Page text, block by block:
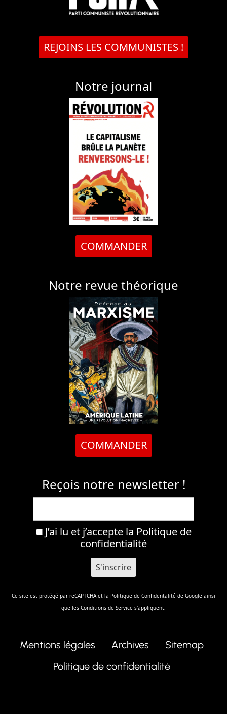
REJOINS LES COMMUNISTES !
Notre journal
COMMANDER
Notre revue théorique
COMMANDER
Reçois notre newsletter !
J’ai lu et j’accepte la Politique de
confidentialité
Ce site est protégé par reCAPTCHA et la Politique de Confidentalité de Google ainsi
que les Conditions de Service s'appliquent.
Mentions légales Archives
Sitemap
Politique de confidentialité